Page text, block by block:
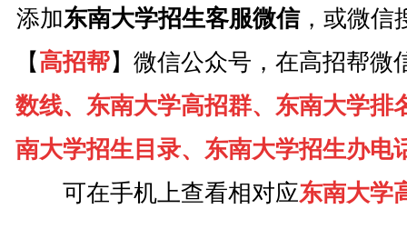
添加东南大学招生客服微信，或微信
【 高招帮】微信公众号，在高招帮微
数线、东南大学高招群、东南大学排
南大学招生目录、东南大学招生办电
可在手机上查看相对应东南大学